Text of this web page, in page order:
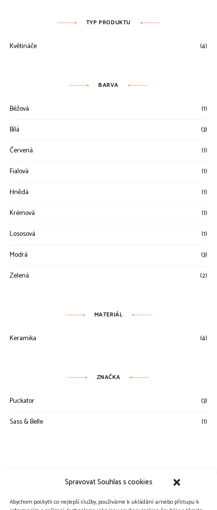
Spravovat Souhlas s cookies
Abychom poskytli co nejlepší služby, používáme k ukládání a/nebo přístupu k
TYP PRODUKTU
Květináče (4)
BARVA
Béžová (1)
Bílá (3)
Červená (1)
Fialová (1)
Hnědá (1)
Krémová (1)
Lososová (1)
Modrá (3)
Zelená (2)
MATERIÁL
Keramika (4)
ZNAČKA
Puckator (3)
Sass & Belle (1)